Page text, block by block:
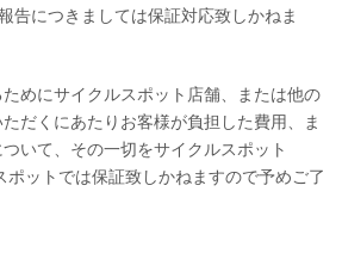
告につきましては保証対応致しかねま
めにサイクルスポット店舗、または他の
だくにあたりお客様が負担した費用、ま
いて、その一切をサイクルスポット
ットでは保証致しかねますので予めご了